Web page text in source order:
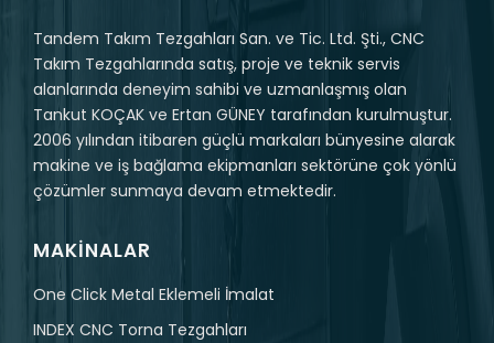
Tandem Takım Tezgahları San. ve Tic. Ltd. Şti., CNC
Takım Tezgahlarında satış, proje ve teknik servis
alanlarında deneyim sahibi ve uzmanlaşmış olan
Tankut KOÇAK ve Ertan GÜNEY tarafından kurulmuştur.
2006 yılından itibaren güçlü markaları bünyesine alarak
makine ve iş bağlama ekipmanları sektörüne çok yönlü
çözümler sunmaya devam etmektedir.
MAKINALAR
One Click Metal Eklemeli İmalat
INDEX CNC Torna Tezgahları